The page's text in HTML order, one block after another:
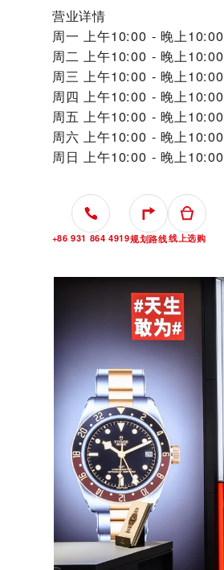
营业详情
周一 上午10:00 - 晚上10:00
周二 上午10:00 - 晚上10:00
周三 上午10:00 - 晚上10:00
周四 上午10:00 - 晚上10:00
周五 上午10:00 - 晚上10:00
周六 上午10:00 - 晚上10:00
周日 上午10:00 - 晚上10:00
+86 931 864 4919规划路线线上选购